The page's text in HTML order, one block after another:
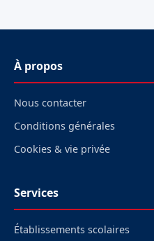
À propos
Nous contacter
Conditions générales
Cookies & vie privée
Services
Établissements scolaires